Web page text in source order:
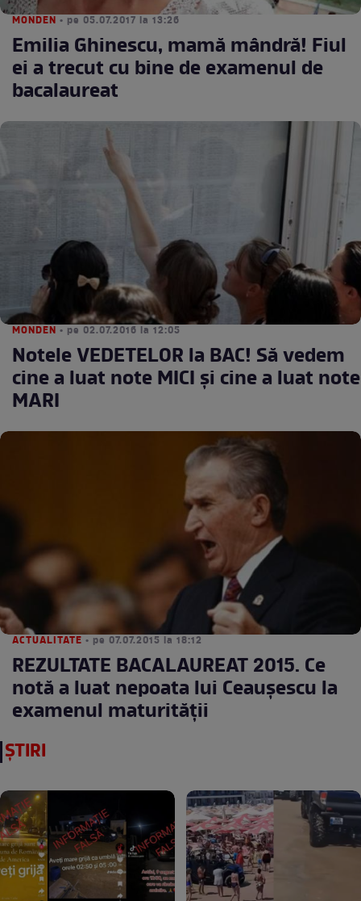
MONDEN • pe 05.07.2017 la 13:26
Emilia Ghinescu, mamă mândră! Fiul
ei a trecut cu bine de examenul de
bacalaureat
MONDEN • pe 02.07.2016 la 12:05
Notele VEDETELOR la BAC! Să vedem
cine a luat note MICI şi cine a luat note
MARI
ACTUALITATE • pe 07.07.2015 la 18:12
REZULTATE BACALAUREAT 2015. Ce
notă a luat nepoata lui Ceauşescu la
examenul maturităţii
ȘTIRI